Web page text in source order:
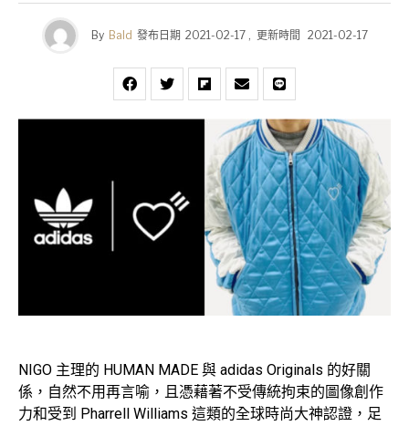
By Bald 發布日期 2021-02-17, 更新時間 2021-02-17
NIGO 主理的 HUMAN MADE 與 adidas Originals 的好關
係，自然不用再言喻，且憑藉著不受傳統拘束的圖像創作
力和受到 Pharrell Williams 這類的全球時尚大神認證，足